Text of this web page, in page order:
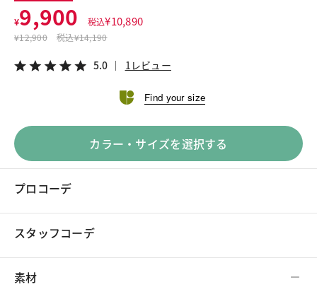
¥9,900 税込¥10,890
¥12,900 税込¥14,190
5.0 1レビュー
Find your size
カラー・サイズを選択する
プロコーデ
スタッフコーデ
素材
LINE X